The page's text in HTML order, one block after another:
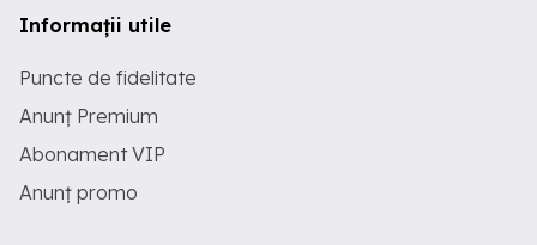
Informații utile
Puncte de fidelitate
Anunț Premium
Abonament VIP
Anunț promo